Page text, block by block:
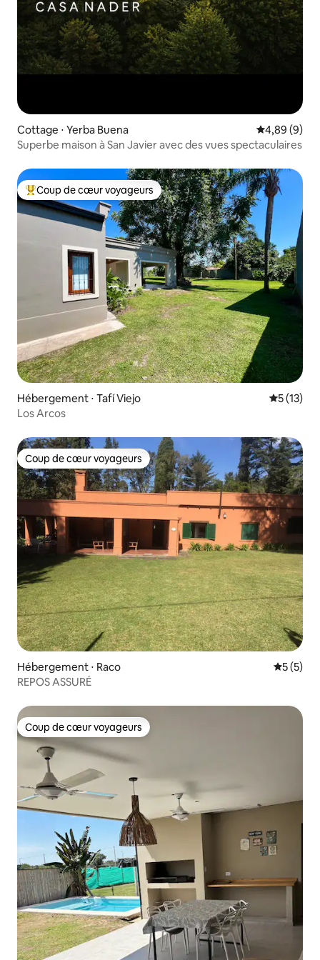
Cottage ⋅ Yerba Buena Évaluation
4,89 (9)
Superbe maison à San Javier avec des vues spectaculaires
Coups de cœur voyageurs les plus appréciés
Coup de cœur voyageurs
Hébergement ⋅ Tafí Viejo
5 (13)
Los Arcos
Coup de cœur voyageurs
Coup de cœur voyageurs
Hébergement ⋅ Raco
5 (5)
REPOS ASSURÉ
Coup de cœur voyageurs
Coup de cœur voyageurs